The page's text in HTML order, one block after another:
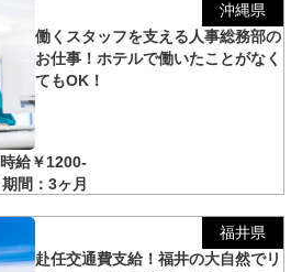
沖縄県
働くスタッフを支える人事総務部の
お仕事！ホテルで働いたことがなく
てもOK！
時給￥1200-
期間：3ヶ月
福井県
赴任交通費支給！福井の大自然でリ